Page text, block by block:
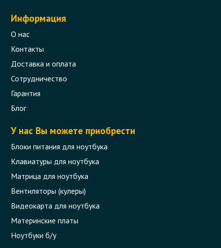
Информация
О нас
Контакты
Доставка и оплата
Сотрудничество
Гарантия
Блог
У нас Вы можете приобрести
Блоки питания для ноутбука
Клавиатуры для ноутбука
Матрица для ноутбука
Вентиляторы (кулеры)
Видеокарта для ноутбука
Материнские платы
Ноутбуки б/у